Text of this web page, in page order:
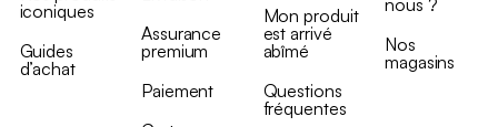
iconiques
Guides
d’achat
Assurance
premium
Paiement
Mon produit
est arrivé
abîmé
Questions
fréquentes
nous ?
Nos
magasins